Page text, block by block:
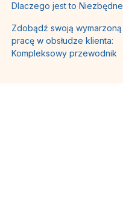
Dlaczego jest to Niezbędne
Zdobądź swoją wymarzoną
pracę w obsłudze klienta:
Kompleksowy przewodnik